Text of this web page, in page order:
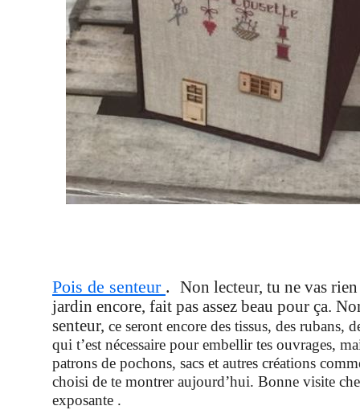
Pois de senteur . Non lecteur, tu ne vas
jardin encore, fait pas assez beau pour ça.
senteur, ce seront encore des tissus, des rubans,
qui t’est nécessaire pour embellir tes ouvrages,
patrons de pochons, sacs et autres créations
choisi de te montrer aujourd’hui. Bonne visite
exposante .